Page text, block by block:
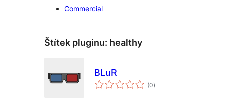
Commercial
Štítek pluginu: healthy
BLuR
(0celkové
hodnocení
)